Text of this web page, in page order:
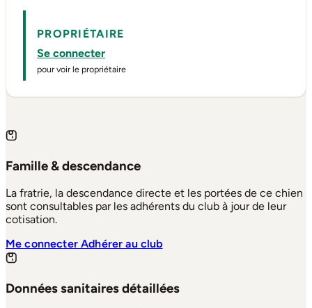
PROPRIÉTAIRE
Se connecter
pour voir le propriétaire
Famille & descendance
La fratrie, la descendance directe et les portées de ce chien
sont consultables par les adhérents du club à jour de leur
cotisation.
Me connecterAdhérer au club
Données sanitaires détaillées